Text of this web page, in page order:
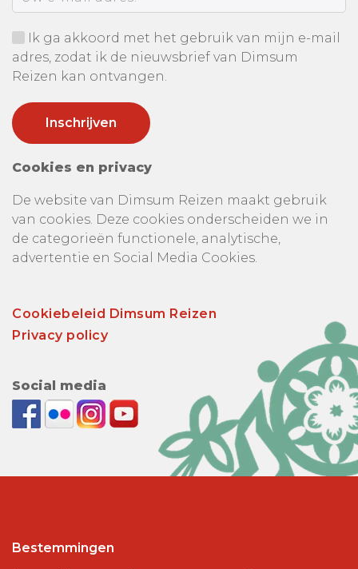
Ik ga akkoord met het gebruik van mijn e-mail
adres, zodat ik de nieuwsbrief van Dimsum
Reizen kan ontvangen.
Cookies en privacy
De website van Dimsum Reizen maakt gebruik
van cookies. Deze cookies onderscheiden we in
de categorieën functionele, analytische,
advertentie en Social Media Cookies.
Cookiebeleid Dimsum Reizen
Privacy policy
Social media
Bestemmingen